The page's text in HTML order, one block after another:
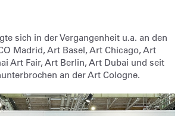
sich in der Vergangenheit u.a. an den
Madrid, Art Basel, Art Chicago, Art
Art Fair,Art Berlin, Art Dubai und seit
an der Art Cologne.